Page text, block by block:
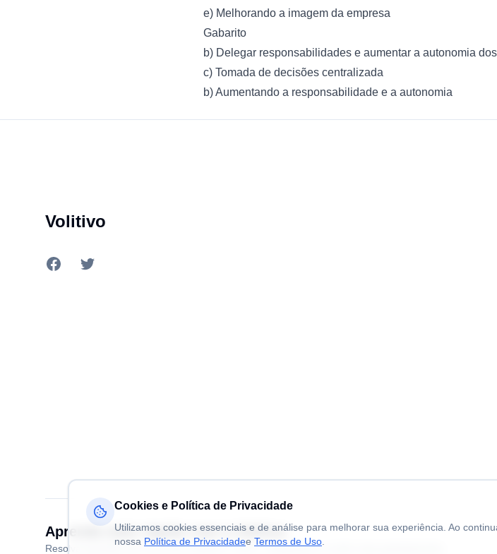
e) Melhorando a imagem da empresa
Gabarito
b) Delegar responsabilidades e aumentar a autonomia
c) Tomada de decisões centralizada
b) Aumentando a responsabilidade e a autonomia
Volitivo
Facebook
Twitter
Aprenda mais rápido com aVolitivo
Resolva questões de concursos públicos, enem, vestibulares e muito mais gratuitamente.
Cookies e Política de Privacidade
Utilizamos cookies essenciais e de análise para melhorar sua experiência. Ao
nossa Política de Privacidadee Termos de Uso